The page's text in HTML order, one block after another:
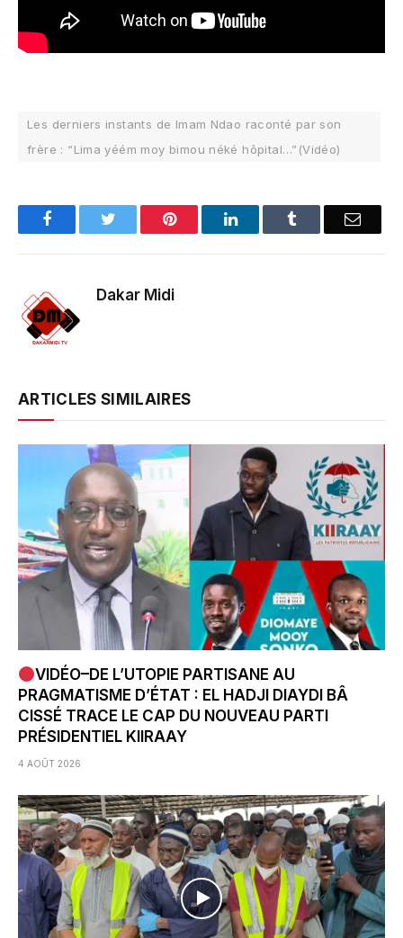
Les derniers instants de Imam Ndao raconté par son
frère : “Lima yéém moy bimou néké hôpital…”(Vidéo)
FacebookTwitter Pinterest LinkedInTumblr Email
Dakar Midi
ARTICLES SIMILAIRES
VIDÉO–DE L’UTOPIE PARTISANE AU
PRAGMATISME D’ÉTAT : EL HADJI DIAYDI BÂ
CISSÉ TRACE LE CAP DU NOUVEAU PARTI
PRÉSIDENTIEL KIIRAAY
4 AOÛT 2026